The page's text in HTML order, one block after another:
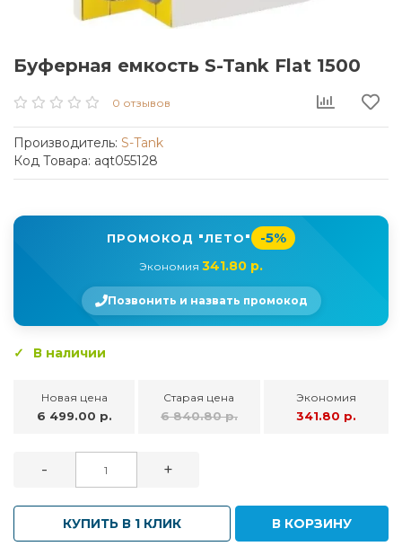
Буферная емкость S-Tank Flat 1500
0 отзывов
Производитель: S-Tank
Код Товара: aqt055128
ПРОМОКОД "ЛЕТО" -5%
Экономия 341.80 р.
Позвонить и назвать промокод
В наличии
Новая цена
6 499.00 р.
Старая цена
6 840.80 р.
Экономия
341.80 р.
- +
КУПИТЬ В 1 КЛИК В КОРЗИНУ